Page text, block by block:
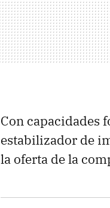
Con capacidades
estabilizador de
la oferta de la